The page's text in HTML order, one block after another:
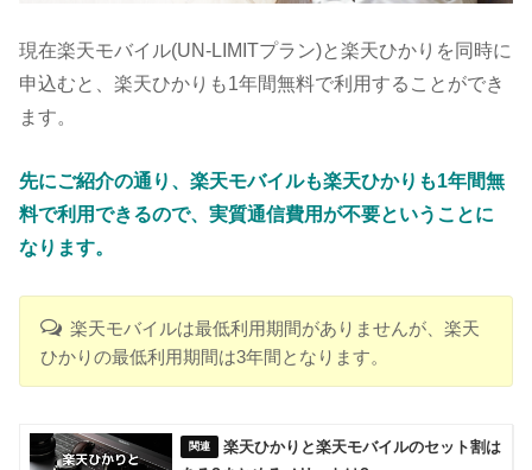
現在楽天モバイル(UN-LIMITプラン)と楽天ひかりを同時に
申込むと、楽天ひかりも1年間無料で利用することができ
ます。
先にご紹介の通り、楽天モバイルも楽天ひかりも1年間無
料で利用できるので、実質通信費用が不要ということに
なります。
楽天モバイルは最低利用期間がありませんが、楽天
ひかりの最低利用期間は3年間となります。
楽天ひかりと楽天モバイルのセット割は